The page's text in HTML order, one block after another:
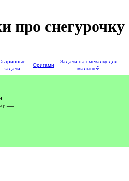
про снегурочку
задачи
Оригами
Задачи на смекалку для
малышей
—